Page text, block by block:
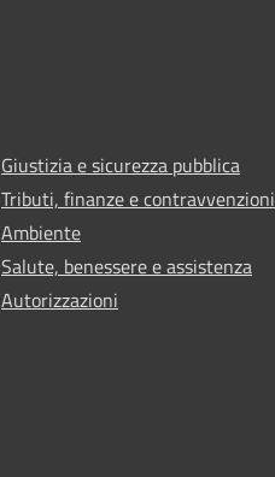
Giustizia e sicurezza pubblica
Tributi, finanze e contravvenzioni
Ambiente
Salute, benessere e assistenza
Autorizzazioni